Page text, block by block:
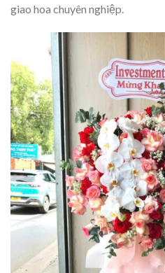
giao hoa chuyên nghiệp.